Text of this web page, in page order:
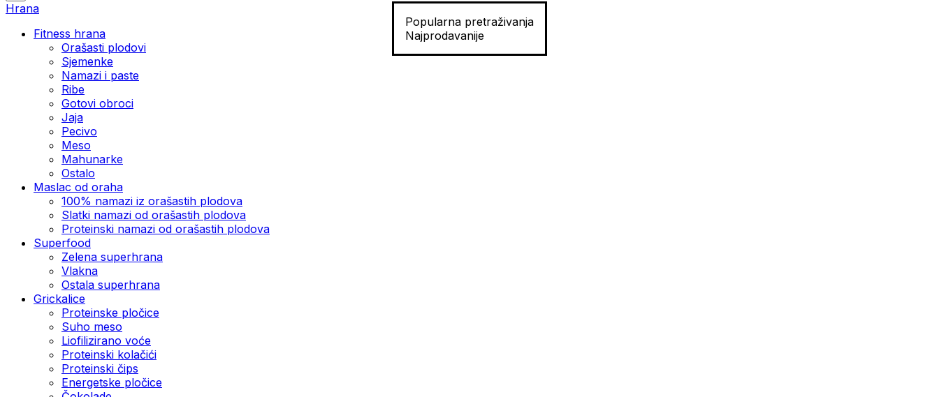
Popularna pretraživanja
Najprodavanije
Hrana
Fitness hrana
Orašasti plodovi
Sjemenke
Namazi i paste
Ribe
Gotovi obroci
Jaja
Pecivo
Meso
Mahunarke
Ostalo
Maslac od oraha
100% namazi iz orašastih plodova
Slatki namazi od orašastih plodova
Proteinski namazi od orašastih plodova
Superfood
Zelena superhrana
Vlakna
Ostala superhrana
Grickalice
Proteinske pločice
Suho meso
Liofilizirano voće
Proteinski kolačići
Proteinski čips
Energetske pločice